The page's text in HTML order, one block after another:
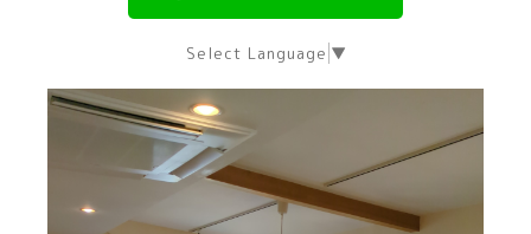
Select Language ▼